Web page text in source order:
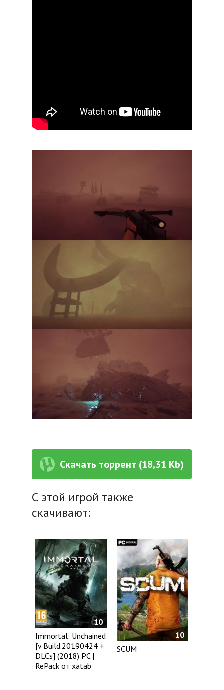
Скачать торрент (18,31 Kb)
С этой игрой также
скачивают:
10
Immortal: Unchained
[v Build.20190424 +
DLCs] (2018) PC |
RePack от xatab
10
SCUM